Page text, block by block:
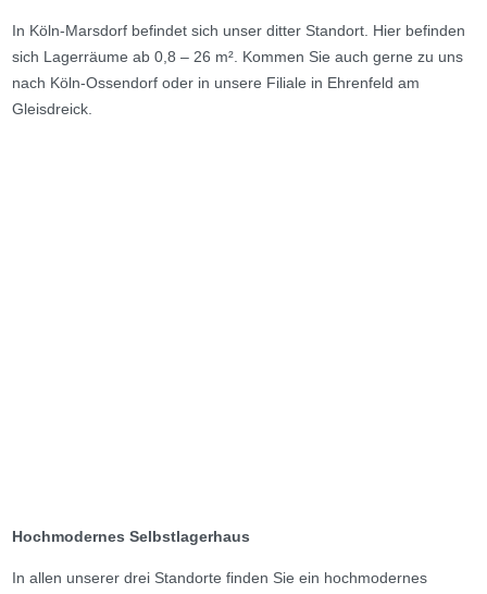
In Köln-Marsdorf befindet sich unser ditter Standort. Hier befinden
sich Lagerräume ab 0,8 – 26 m². Kommen Sie auch gerne zu uns
nach Köln-Ossendorf oder in unsere Filiale in Ehrenfeld am
Gleisdreick.
Hochmodernes Selbstlagerhaus
In allen unserer drei Standorte finden Sie ein hochmodernes